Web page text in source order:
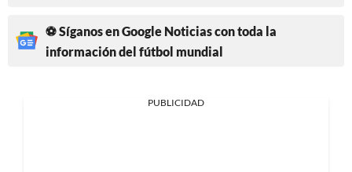
⚽ Síganos en Google Noticias con toda la
información del fútbol mundial
PUBLICIDAD